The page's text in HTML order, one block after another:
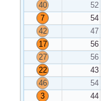
40
52
7
54
42
47
17
56
27
56
22
43
46
54
3
44